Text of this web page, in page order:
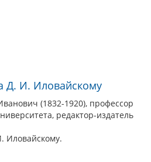
Д. И. Иловайскому
(1832-1920), профессор
редактор-издатель
Иловайскому.